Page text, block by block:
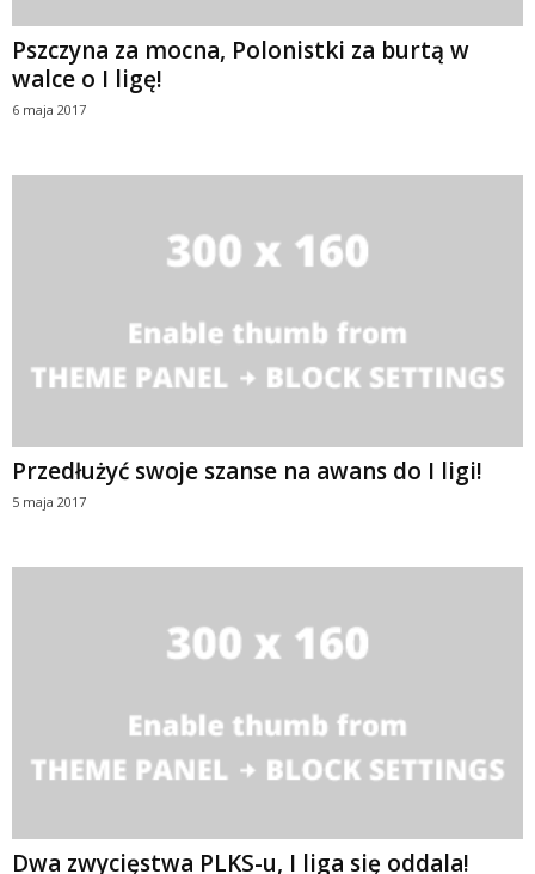
Pszczyna za mocna, Polonistki za burtą w
walce o I ligę!
6 maja 2017
Przedłużyć swoje szanse na awans do I ligi!
5 maja 2017
Dwa zwycięstwa PLKS-u, I liga się oddala!